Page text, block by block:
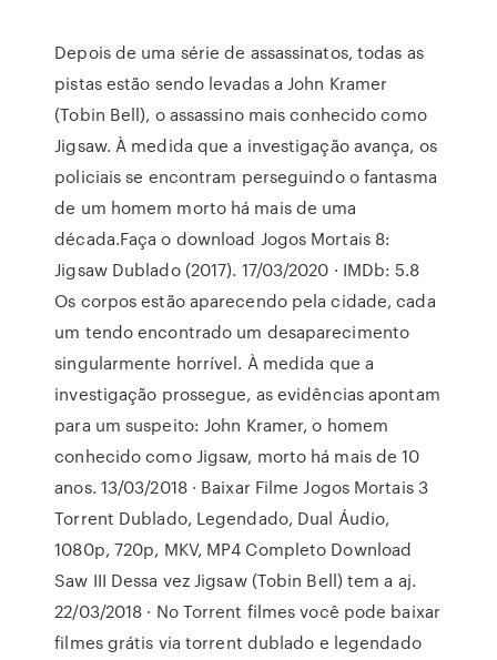
Depois de uma série de assassinatos, todas as
pistas estão sendo levadas a John Kramer
(Tobin Bell), o assassino mais conhecido como
Jigsaw. À medida que a investigação avança, os
policiais se encontram perseguindo o fantasma
de um homem morto há mais de uma
década.Faça o download Jogos Mortais 8:
Jigsaw Dublado (2017). 17/03/2020 · IMDb: 5.8
Os corpos estão aparecendo pela cidade, cada
um tendo encontrado um desaparecimento
singularmente horrível. À medida que a
investigação prossegue, as evidências apontam
para um suspeito: John Kramer, o homem
conhecido como Jigsaw, morto há mais de 10
anos. 13/03/2018 · Baixar Filme Jogos Mortais 3
Torrent Dublado, Legendado, Dual Áudio,
1080p, 720p, MKV, MP4 Completo Download
Saw III Dessa vez Jigsaw (Tobin Bell) tem a aj.
22/03/2018 · No Torrent filmes você pode baixar
filmes grátis via torrent dublado e legendado